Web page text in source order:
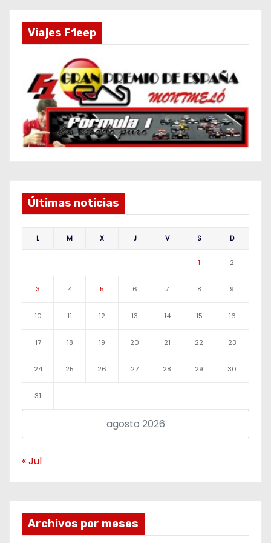
Viajes F1eep
Últimas noticias
agosto 2026
L M X J V S D
1 2
3 4 5 6 7 8 9
10 11 12 13 14 15 16
17 18 19 20 21 22 23
24 25 26 27 28 29 30
31
« Jul
Archivos por meses